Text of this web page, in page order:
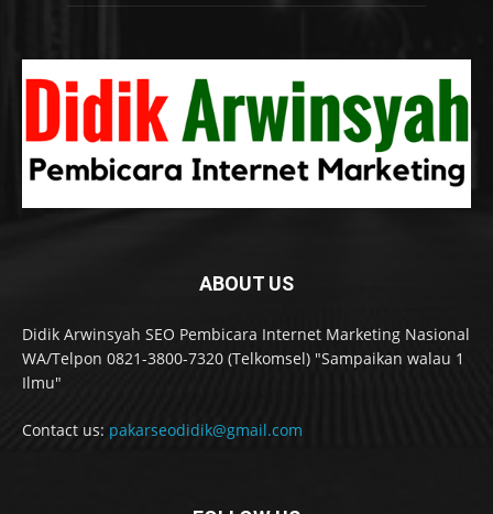
ABOUT US
Didik Arwinsyah SEO Pembicara Internet Marketing Nasional
WA/Telpon 0821-3800-7320 (Telkomsel) "Sampaikan walau 1
Ilmu"
Contact us: pakarseodidik@gmail.com